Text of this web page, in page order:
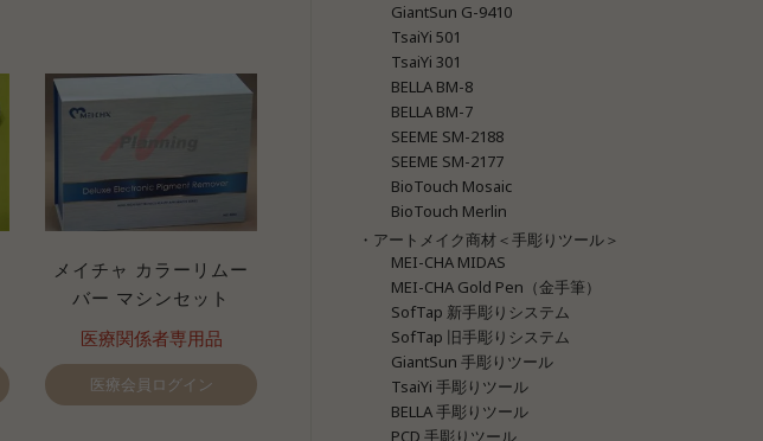
メイチャ カラーリムー
バー マシンセット
医療関係者専用品
医療会員ログイン
GiantSun G-9410
TsaiYi 501
TsaiYi 301
BELLA BM-8
BELLA BM-7
SEEME SM-2188
SEEME SM-2177
BioTouch Mosaic
BioTouch Merlin
・アートメイク商材＜手彫りツール＞
MEI-CHA MIDAS
MEI-CHA Gold Pen（金手筆）
SofTap 新手彫りシステム
SofTap 旧手彫りシステム
GiantSun 手彫りツール
TsaiYi 手彫りツール
BELLA 手彫りツール
PCD 手彫りツール